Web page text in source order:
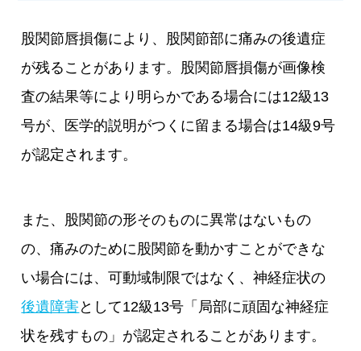
股関節唇損傷により、股関節部に痛みの後遺症
が残ることがあります。股関節唇損傷が画像検
査の結果等により明らかである場合には12級13
号が、医学的説明がつくに留まる場合は14級9号
が認定されます。
また、股関節の形そのものに異常はないもの
の、痛みのために股関節を動かすことができな
い場合には、可動域制限ではなく、神経症状の
後遺障害として12級13号「局部に頑固な神経症
状を残すもの」が認定されることがあります。